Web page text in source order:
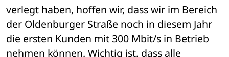
verlegt haben, hoffen wir, dass wir im Bereich
der Oldenburger Straße noch in diesem Jahr
die ersten Kunden mit 300 Mbit/s in Betrieb
nehmen können. Wichtig ist, dass alle